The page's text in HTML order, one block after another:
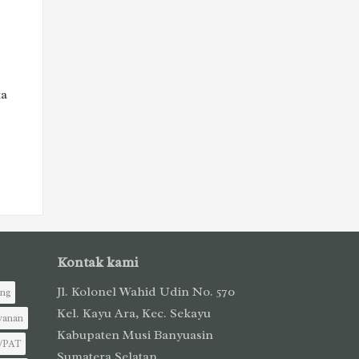
PAT
Kontak kami
Jl. Kolonel Wahid Udin No. 570
Kel. Kayu Ara, Kec. Sekayu
Kabupaten Musi Banyuasin